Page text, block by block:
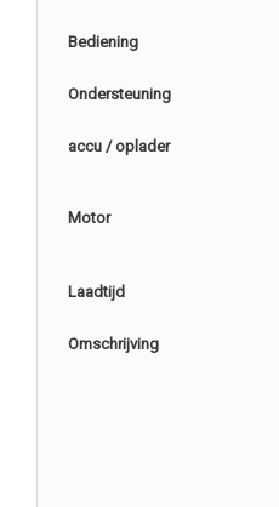
Bediening
Ondersteuning
accu / oplader
Motor
Laadtijd
Omschrijving